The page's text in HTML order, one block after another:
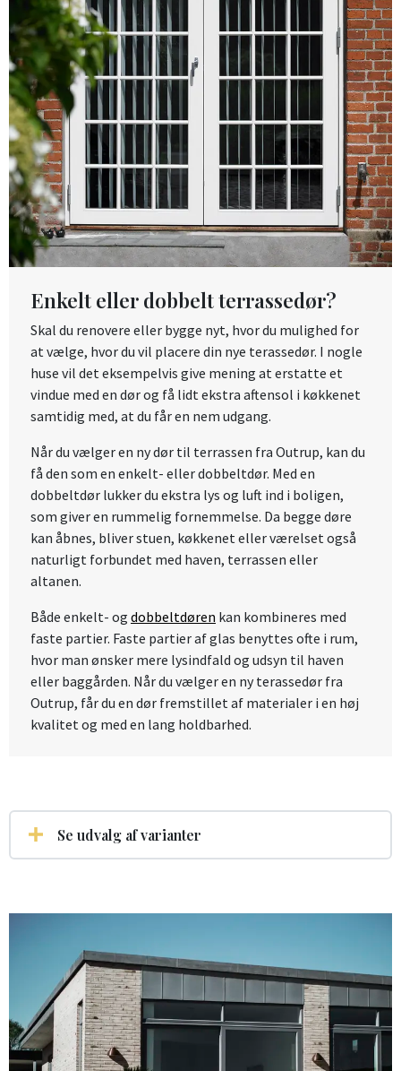
Enkelt eller dobbelt terrassedør?
Skal du renovere eller bygge nyt, hvor du mulighed for
at vælge, hvor du vil placere din nye terassedør. I nogle
huse vil det eksempelvis give mening at erstatte et
vindue med en dør og få lidt ekstra aftensol i køkkenet
samtidig med, at du får en nem udgang.
Når du vælger en ny dør til terrassen fra Outrup, kan du
få den som en enkelt- eller dobbeltdør. Med en
dobbeltdør lukker du ekstra lys og luft ind i boligen,
som giver en rummelig fornemmelse. Da begge døre
kan åbnes, bliver stuen, køkkenet eller værelset også
naturligt forbundet med haven, terrassen eller
altanen.
Både enkelt- og dobbeltdøren kan kombineres med
faste partier. Faste partier af glas benyttes ofte i rum,
hvor man ønsker mere lysindfald og udsyn til haven
eller baggården. Når du vælger en ny terassedør fra
Outrup, får du en dør fremstillet af materialer i en høj
kvalitet og med en lang holdbarhed.
Se udvalg af varianter